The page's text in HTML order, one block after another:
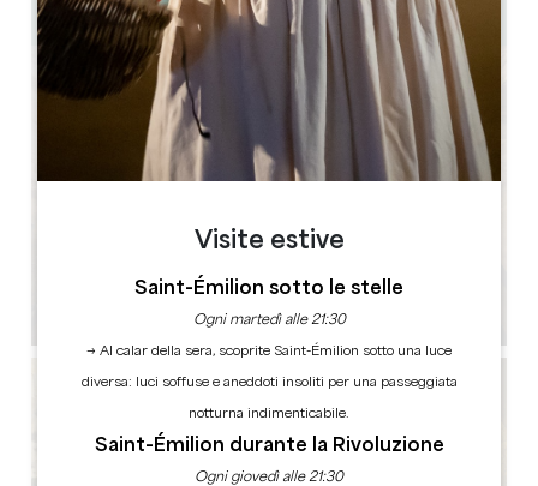
45 min à 1 heure
Visite estive
Saint-Émilion sotto le stelle
Ogni martedì alle 21:30
→ Al calar della sera, scoprite Saint-Émilion sotto una luce
diversa: luci soffuse e aneddoti insoliti per una passeggiata
notturna indimenticabile.
Saint-Émilion durante la Rivoluzione
Ogni giovedì alle 21:30